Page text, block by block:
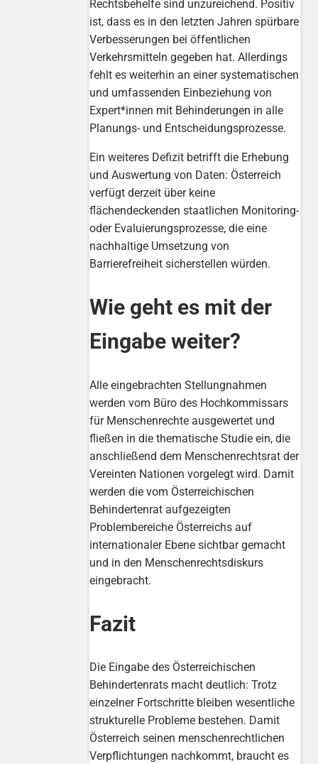
Rechtsbehelfe sind unzureichend. Positiv
ist, dass es in den letzten Jahren spürbare
Verbesserungen bei öffentlichen
Verkehrsmitteln gegeben hat. Allerdings
fehlt es weiterhin an einer systematischen
und umfassenden Einbeziehung von
Expert*innen mit Behinderungen in alle
Planungs- und Entscheidungsprozesse.
Ein weiteres Defizit betrifft die Erhebung
und Auswertung von Daten: Österreich
verfügt derzeit über keine
flächendeckenden staatlichen Monitoring-
oder Evaluierungsprozesse, die eine
nachhaltige Umsetzung von
Barrierefreiheit sicherstellen würden.
Wie geht es mit der
Eingabe weiter?
Alle eingebrachten Stellungnahmen
werden vom Büro des Hochkommissars
für Menschenrechte ausgewertet und
fließen in die thematische Studie ein, die
anschließend dem Menschenrechtsrat der
Vereinten Nationen vorgelegt wird. Damit
werden die vom Österreichischen
Behindertenrat aufgezeigten
Problembereiche Österreichs auf
internationaler Ebene sichtbar gemacht
und in den Menschenrechtsdiskurs
eingebracht.
Fazit
Die Eingabe des Österreichischen
Behindertenrats macht deutlich: Trotz
einzelner Fortschritte bleiben wesentliche
strukturelle Probleme bestehen. Damit
Österreich seinen menschenrechtlichen
Verpflichtungen nachkommt, braucht es